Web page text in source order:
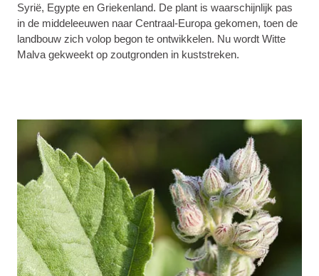
Syrië, Egypte en Griekenland. De plant is waarschijnlijk pas
in de middeleeuwen naar Centraal-Europa gekomen, toen de
landbouw zich volop begon te ontwikkelen. Nu wordt Witte
Malva gekweekt op zoutgronden in kuststreken.